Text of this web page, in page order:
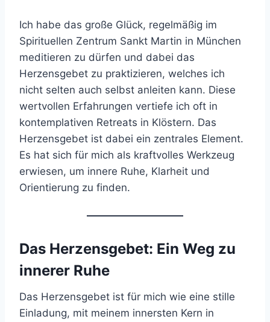
Ich habe das große Glück, regelmäßig im
Spirituellen Zentrum Sankt Martin in München
meditieren zu dürfen und dabei das
Herzensgebet zu praktizieren, welches ich
nicht selten auch selbst anleiten kann. Diese
wertvollen Erfahrungen vertiefe ich oft in
kontemplativen Retreats in Klöstern. Das
Herzensgebet ist dabei ein zentrales Element.
Es hat sich für mich als kraftvolles Werkzeug
erwiesen, um innere Ruhe, Klarheit und
Orientierung zu finden.
Das Herzensgebet: Ein Weg zu
innerer Ruhe
Das Herzensgebet ist für mich wie eine stille
Einladung, mit meinem innersten Kern in